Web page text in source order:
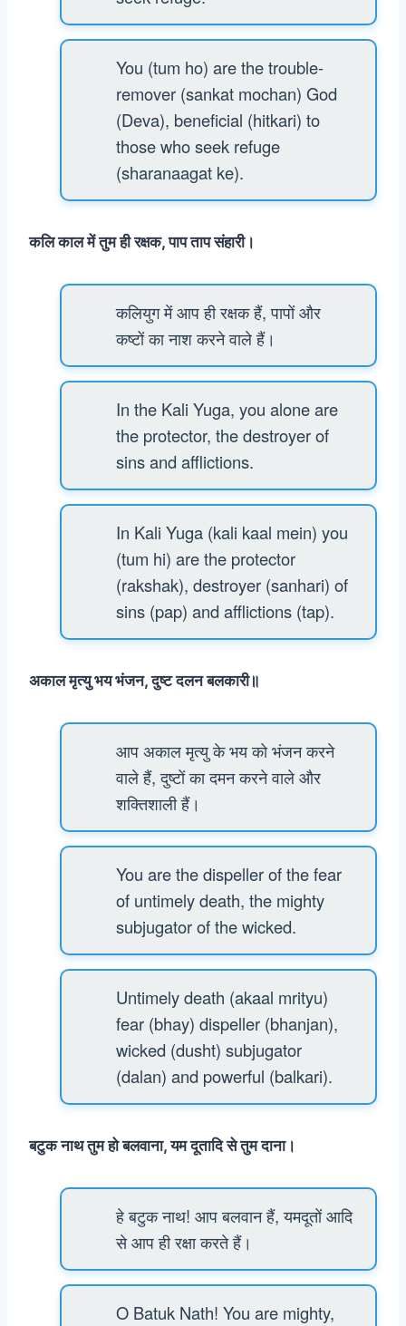
You (tum ho) are the trouble-
remover (sankat mochan) God
(Deva), beneficial (hitkari) to
those who seek refuge
(sharanaagat ke).
कलि काल में तुम ही रक्षक, पाप ताप संहारी।
कलियुग में आप ही रक्षक हैं, पापों और
कष्टों का नाश करने वाले हैं।
In the Kali Yuga, you alone are
the protector, the destroyer of
sins and afflictions.
In Kali Yuga (kali kaal mein) you
(tum hi) are the protector
(rakshak), destroyer (sanhari) of
sins (pap) and afflictions (tap).
अकाल मृत्यु भय भंजन, दुष्ट दलन बलकारी॥
आप अकाल मृत्यु के भय को भंजन करने
वाले हैं, दुष्टों का दमन करने वाले और
शक्तिशाली हैं।
You are the dispeller of the fear
of untimely death, the mighty
subjugator of the wicked.
Untimely death (akaal mrityu)
fear (bhay) dispeller (bhanjan),
wicked (dusht) subjugator
(dalan) and powerful (balkari).
बटुक नाथ तुम हो बलवाना, यम दूतादि से तुम दाना।
हे बटुक नाथ! आप बलवान हैं, यमदूतों आदि
से आप ही रक्षा करते हैं।
O Batuk Nath! You are mighty,